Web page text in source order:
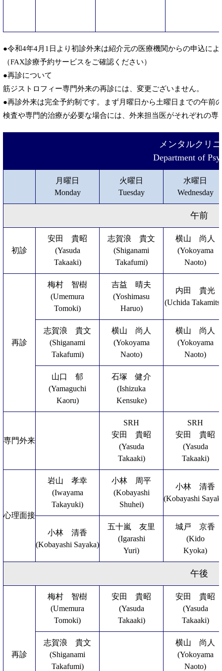
●令和4年4月1日より初診外来は紹介元の医療機関からの申込に
（FAX診療予約サービスをご確認ください）
●再診について
筋ジストロフィー専門外来の再診には、変更ございません。
●再診外来は完全予約制です。まず月曜日から土曜日までの午前
検査や専門的治療が必要な場合には、外来担当医がそれぞれの
メンタルクリ
Department of
月曜日
Monday
火曜日
Tuesday
水曜日
Wednesday
午前
初診
安田 貴昭
(Yasuda
Takaaki)
志賀浪 貴文
(Shiganami
Takafumi)
横山 尚人
(Yokoyama
Naoto)
再診
梅村 智樹
(Umemura
Tomoki)
吉益 晴夫
(Yoshimasu
Haruo)
内田 貴光
(Uchida
志賀浪 貴文
(Shiganami
Takafumi)
横山 尚人
(Yokoyama
Naoto)
横山 尚人
(Yokoyama
Naoto)
山口 郁
(Yamaguchi
Kaoru)
石塚 健介
(Ishizuka
Kensuke)
専門外来
SRH
安田 貴昭
(Yasuda
Takaaki)
SRH
安田 貴昭
(Yasuda
Takaaki)
心理面接
岩山 孝幸
(Iwayama
Takayuki)
小林 周平
(Kobayashi
Shuhei)
小林 清香
(Kobayashi
小林 清香
(Kobayashi Sayaka)
五十嵐 友里
(Igarashi
Yuri)
城戸 京香
(Kido
Kyoka)
午後
再診
梅村 智樹
(Umemura
Tomoki)
安田 貴昭
(Yasuda
Takaaki)
安田 貴昭
(Yasuda
Takaaki)
志賀浪 貴文
(Shiganami
Takafumi)
横山 尚人
(Yokoyama
Naoto)